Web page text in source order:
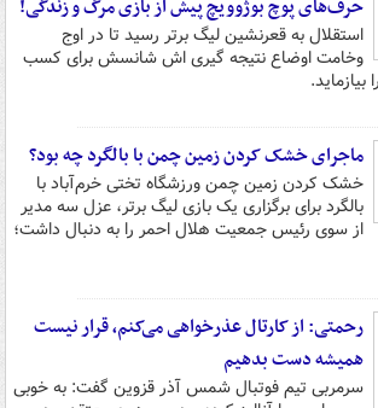
حرف‌های پوچ بوژوویچ پیش از بازی مرگ و زندگی!
استقلال به قعرنشین لیگ برتر رسید تا در اوج
وخامت اوضاع نتیجه گیری اش شانسش برای کسب
ماجرای خشک کردن زمین چمن با بالگرد چه بود؟
خشک کردن زمین چمن ورزشگاه تختی خرم‌آباد با
بالگرد برای برگزاری یک بازی لیگ برتر، عزل سه مدیر
از سوی رئیس جمعیت هلال احمر را به دنبال داشت؛
رحمتی: از کارتال عذرخواهی می‌کنم، قرار نیست
همیشه دست بدهیم
سرمربی تیم فوتبال شمس آذر قزوین گفت: به خوبی